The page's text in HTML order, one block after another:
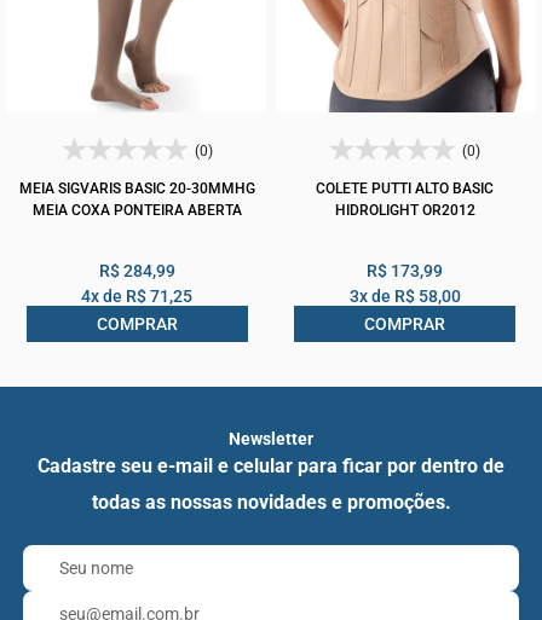
(0)
MEIA SIGVARIS BASIC 20-30MMHG
MEIA COXA PONTEIRA ABERTA
R$ 284,99
4x de R$ 71,25
COMPRAR
(0)
COLETE PUTTI ALTO BASIC
HIDROLIGHT OR2012
R$ 173,99
3x de R$ 58,00
COMPRAR
Newsletter
Cadastre seu e-mail e celular para ficar por dentro de
todas as nossas novidades e promoções.